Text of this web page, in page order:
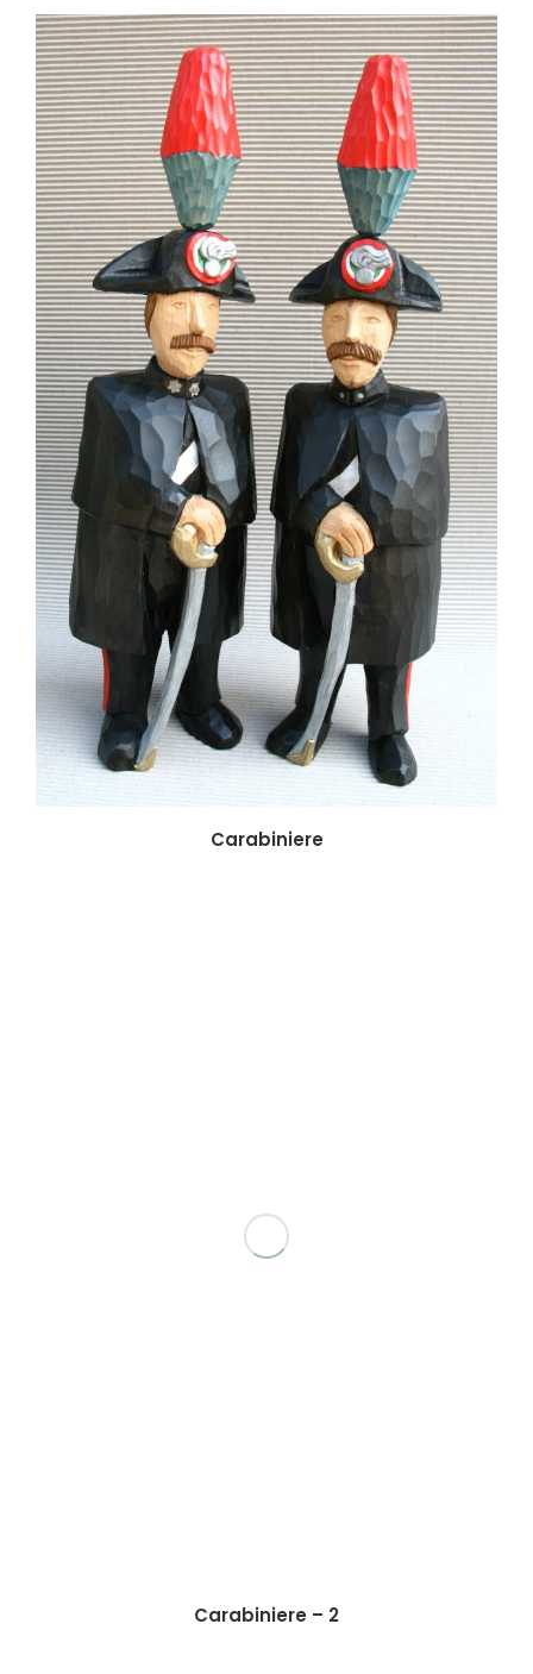
Carabiniere
Carabiniere – 2